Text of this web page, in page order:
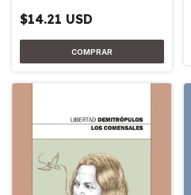
$14.21 USD